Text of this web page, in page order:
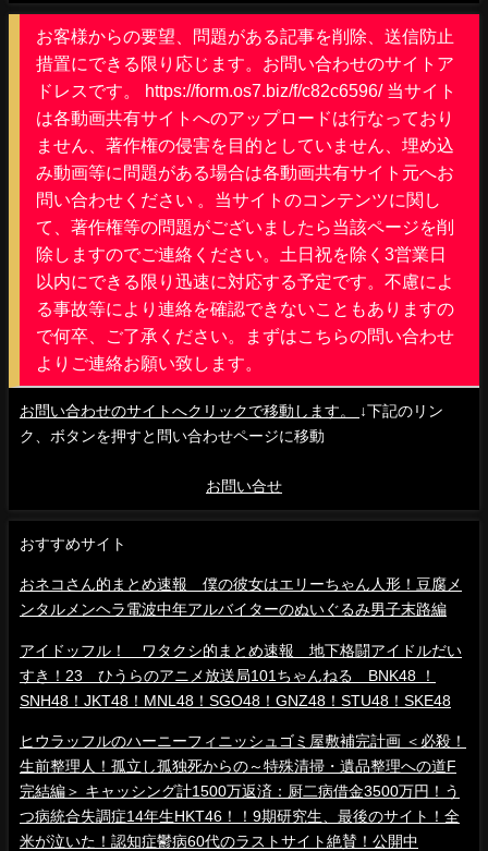
お客様からの要望、問題がある記事を削除、送信防止
措置にできる限り応じます。お問い合わせのサイトア
ドレスです。 https://form.os7.biz/f/c82c6596/ 当サイト
は各動画共有サイトへのアップロードは行なっており
ません、著作権の侵害を目的としていません、埋め込
み動画等に問題がある場合は各動画共有サイト元へお
問い合わせください 。当サイトのコンテンツに関し
て、著作権等の問題がございましたら当該ページを削
除しますのでご連絡ください。土日祝を除く3営業日
以内にできる限り迅速に対応する予定です。不慮によ
る事故等により連絡を確認できないこともありますの
で何卒、ご了承ください。まずはこちらの問い合わせ
よりご連絡お願い致します。
お問い合わせのサイトへクリックで移動します。
↓下記のリン
ク、ボタンを押すと問い合わせページに移動
お問い合せ
おすすめサイト
おネコさん的まとめ速報 僕の彼女はエリーちゃん人形！豆腐メ
ンタルメンヘラ電波中年アルバイターのぬいぐるみ男子末路編
アイドッフル！ ワタクシ的まとめ速報 地下格闘アイドルだい
すき！23 ひうらのアニメ放送局101ちゃんねる BNK48 ！
SNH48！JKT48！MNL48！SGO48！GNZ48！STU48！SKE48
ヒウラッフルのハーニーフィニッシュゴミ屋敷補完計画 ＜必殺！
生前整理人！孤立し孤独死からの～特殊清掃・遺品整理への道F
完結編＞ キャッシング計1500万返済：厨二病借金3500万円！う
つ病統合失調症14年生HKT46！！9期研究生、最後のサイト！全
米が泣いた！認知症鬱病60代のラストサイト絶賛！公開中